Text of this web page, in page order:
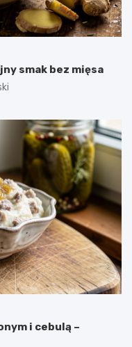
smak bez mięsa
i cebulą –